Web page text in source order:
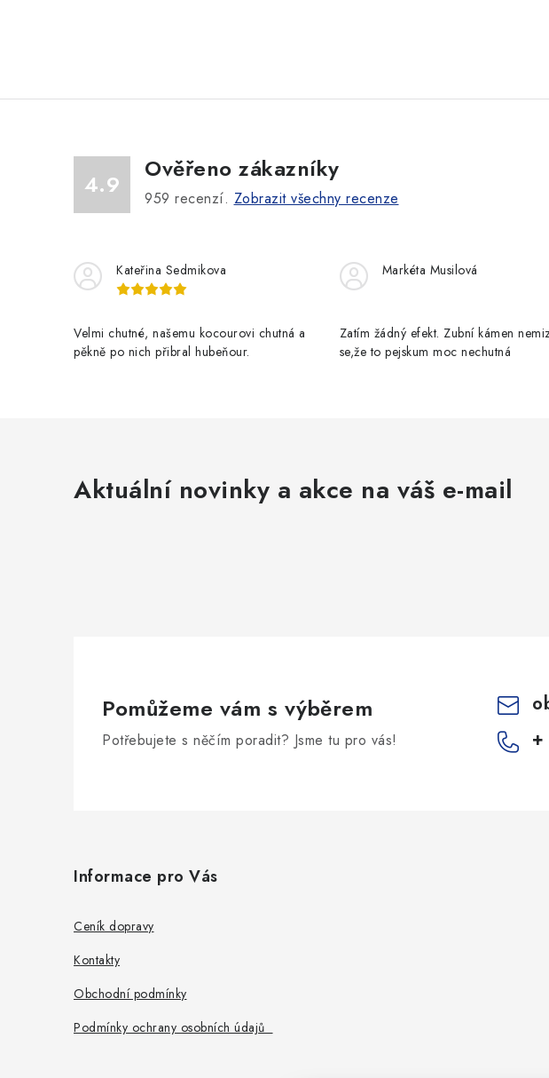
í
p
r
v
p
4.9
Ověřeno zákazníky
959 recenzí. Zobrazit všechny recenze
Kateřina Sedmikova
Velmi chutné, našemu kocourovi chutná a
pěkně po nich přibral hubeňour.
Markéta Musilová
Zatím žádný efekt. Zubní kámen
se,že to pejskum moc nechutná
Aktuální novinky a akce na váš e-mail
Pomůžeme vám s výběrem
Potřebujete s něčím poradit? Jsme tu pro vás!
Informace pro Vás
Ceník dopravy
Kontakty
Obchodní podmínky
Podmínky ochrany osobních údajů